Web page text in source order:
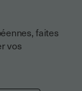
faites
vos